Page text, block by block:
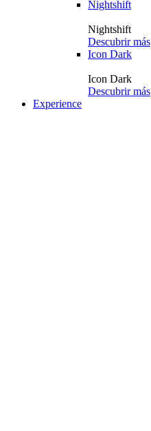
Nightshift
Nightshift
Descubrir más
Icon Dark
Icon Dark
Descubrir más
Experience